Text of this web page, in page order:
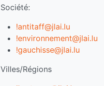
Société:
!antitaff@jlai.lu
!environnement@jlai.lu
!gauchisse@jlai.lu
Villes/Régions